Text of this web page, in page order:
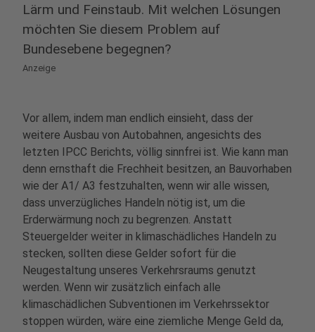
Lärm und Feinstaub. Mit welchen Lösungen
möchten Sie diesem Problem auf
Bundesebene begegnen?
Anzeige
Vor allem, indem man endlich einsieht, dass der
weitere Ausbau von Autobahnen, angesichts des
letzten IPCC Berichts, völlig sinnfrei ist. Wie kann man
denn ernsthaft die Frechheit besitzen, an Bauvorhaben
wie der A1/ A3 festzuhalten, wenn wir alle wissen,
dass unverzügliches Handeln nötig ist, um die
Erderwärmung noch zu begrenzen. Anstatt
Steuergelder weiter in klimaschädliches Handeln zu
stecken, sollten diese Gelder sofort für die
Neugestaltung unseres Verkehrsraums genutzt
werden. Wenn wir zusätzlich einfach alle
klimaschädlichen Subventionen im Verkehrssektor
stoppen würden, wäre eine ziemliche Menge Geld da,